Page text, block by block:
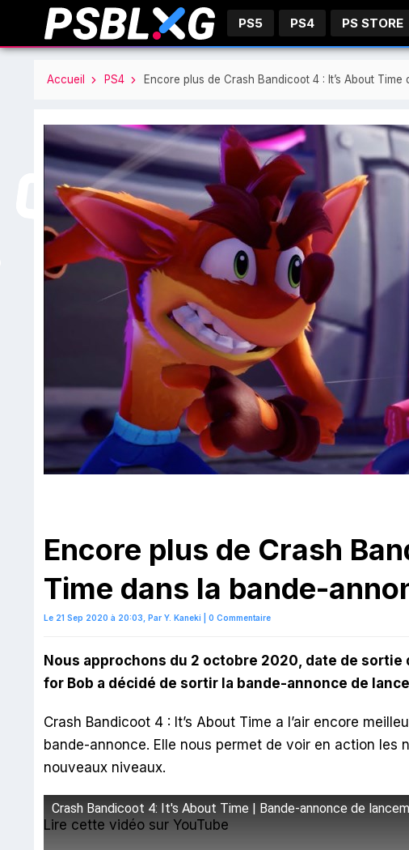
PS5 PS4 PS STORE
Accueil PS4 Encore plus de Crash Bandicoot 4 : It’s About
Encore plus de Crash
Time dans la bande-
Le 21 Sep 2020 à 20:03, Par Y. Kaneki 0 Commentaire
Nous approchons du 2 octobre 2020, date de sortie
for Bob a décidé de sortir la bande-annonce de
Crash Bandicoot 4 : It’s About Time a l’air encore
bande-annonce. Elle nous permet de voir en action les
nouveaux niveaux.
Crash Bandicoot 4: It's About Time | Bande-annonce de
Lire cette vidéo sur YouTube